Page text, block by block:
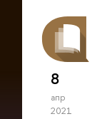
8
апр
2021